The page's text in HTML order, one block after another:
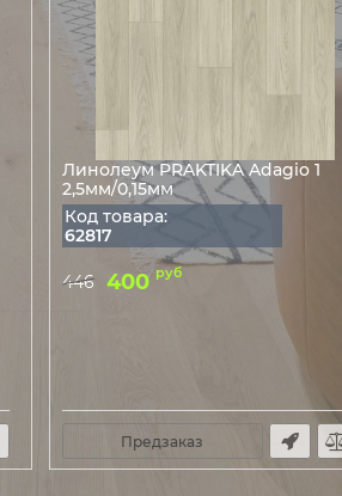
Линолеум PRAKTIKA Adagio 1
2,5мм/0,15мм
Код товара:
62817
446 400 руб
Предзаказ